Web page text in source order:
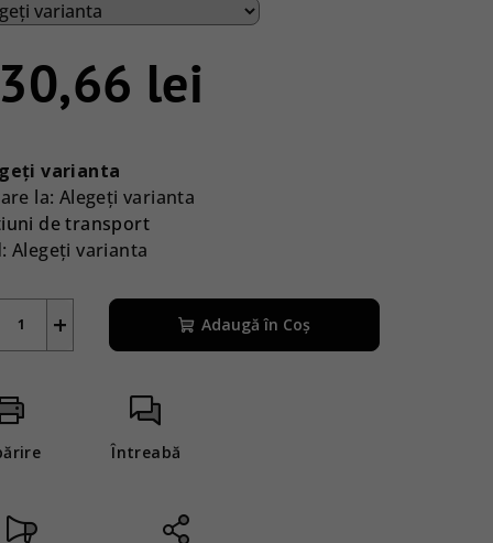
lei
varianta
la: Alegeţi varianta
de transport
Alegeţi varianta
+ Adaugă în Coş
Întreabă